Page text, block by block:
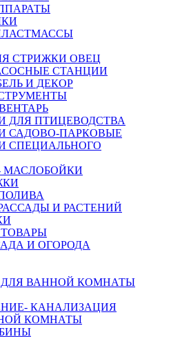
СТРИЖКИ ОВЕЦ
СТАНЦИИ
И ДЕКОР
ДЛЯ ПТИЦЕВОДСТВА
САДОВО-ПАРКОВЫЕ
СПЕЦИАЛЬНОГО
МАСЛОБОЙКИ
И РАСТЕНИЙ
И ОГОРОДА
ДЛЯ ВАННОЙ КОМНАТЫ
КАНАЛИЗАЦИЯ
КОМНАТЫ